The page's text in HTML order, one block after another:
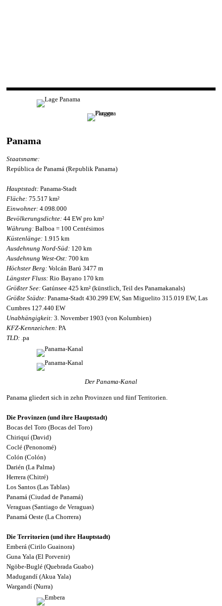
Panama
Staatsname:
República de Panamá (Republik Panama)
Hauptstadt: Panama-Stadt
Fläche: 75.517 km²
Einwohner: 4.098.000
Bevölkerungsdichte: 44 EW pro km²
Währung: Balboa = 100 Centésimos
Küstenlänge: 1.915 km
Ausdehnung Nord-Süd: 120 km
Ausdehnung West-Ost: 700 km
Höchster Berg: Volcán Barú 3477 m
Längster Fluss: Rio Bayano 170 km
Größter See: Gatúnsee 425 km² (künstlich, Teil des Panamakanals)
Größte Städte: Panama-Stadt 430.299 EW, San Miguelito 315.019 EW, Las
Cumbres 127.440 EW
Unabhängigkeit: 3. November 1903 (von Kolumbien)
KFZ-Kennzeichen: PA
TLD: .pa
Der Panama-Kanal
Panama gliedert sich in zehn Provinzen und fünf Territorien.
Die Provinzen (und ihre Hauptstadt)
Bocas del Toro (Bocas del Toro)
Chiriquí (David)
Coclé (Penonomé)
Colón (Colón)
Darién (La Palma)
Herrera (Chitré)
Los Santos (Las Tablas)
Panamá (Ciudad de Panamá)
Veraguas (Santiago de Veraguas)
Panamá Oeste (La Chorrera)
Die Territorien (und ihre Hauptstadt)
Emberá (Cirilo Guainora)
Guna Yala (El Porvenir)
Ngöbe-Buglé (Quebrada Guabo)
Madugandí (Akua Yala)
Wargandí (Nurra)